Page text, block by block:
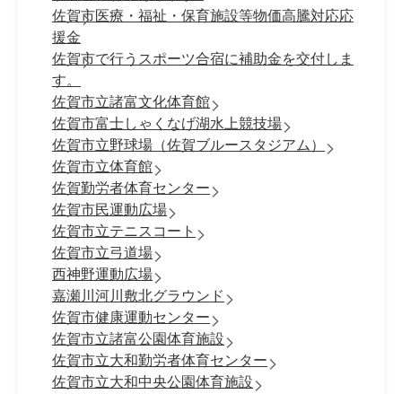
佐賀市医療・福祉・保育施設等物価高騰対応応
援金
佐賀市で行うスポーツ合宿に補助金を交付しま
す。
佐賀市立諸富文化体育館
佐賀市富士しゃくなげ湖水上競技場
佐賀市立野球場（佐賀ブルースタジアム）
佐賀市立体育館
佐賀勤労者体育センター
佐賀市民運動広場
佐賀市立テニスコート
佐賀市立弓道場
西神野運動広場
嘉瀬川河川敷北グラウンド
佐賀市健康運動センター
佐賀市立諸富公園体育施設
佐賀市立大和勤労者体育センター
佐賀市立大和中央公園体育施設